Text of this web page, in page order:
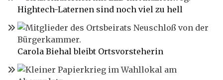
Hightech-Laternen sind noch viel zu hell
Carola Biehal bleibt Ortsvorsteherin